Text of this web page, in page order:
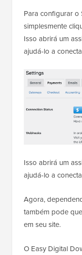
Para configurar o
simplesmente
Isso abrirá um
ajudá-lo a
Isso abrirá um
ajudá-lo a
Agora,
também pode
em seu site.
O Easy Digital